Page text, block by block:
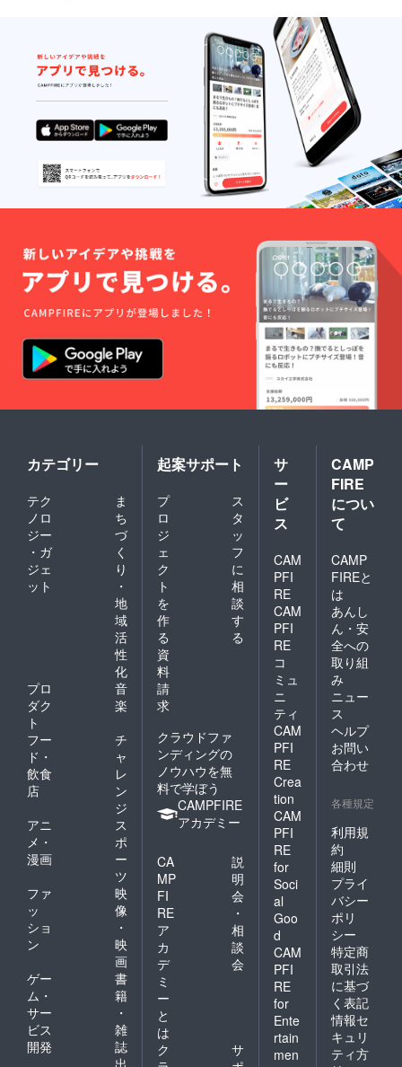
カテゴリー
テク
ノロ
ジー
・ガ
ジェ
ット
ま
ち
づ
く
り
・
地
域
活
性
化
プロ
ダク
ト
音
楽
フー
ド・
飲食
店
チ
ャ
レ
ン
ジ
アニ
メ・
漫画
ス
ポ
ー
ツ
ファ
ッ
ショ
ン
映
像
・
映
画
ゲー
ム・
サー
ビス
開発
書
籍
・
雑
誌
出
起案サポート
プ
ロ
ジ
ェ
ク
ト
を
作
る
ス
タ
ッ
フ
に
相
談
す
る
資
料
請
求
クラウドファ
ンディングの
ノウハウを無
料で学ぼう
CAMPFIRE
アカデミー
CA
MP
FI
RE
ア
カ
デ
ミ
ー
と
は
説
明
会
・
相
談
会
ク
サ
サ
ー
ビ
ス
CAM
PFI
RE
CAM
PFI
RE
コ
ミュ
ニ
ティ
CAM
PFI
RE
Crea
tion
CAM
PFI
RE
for
Soci
al
Goo
d
CAM
PFI
RE
for
Ente
rtain
men
CAMP
FIRE
につい
て
CAMP
FIREと
は
あんし
ん・安
全への
取り組
み
ニュー
ス
ヘルプ
お問い
合わせ
各種規定
利用規
約
細則
プライ
バシー
ポリ
シー
特定商
取引法
に基づ
く表記
情報セ
キュリ
ティ方